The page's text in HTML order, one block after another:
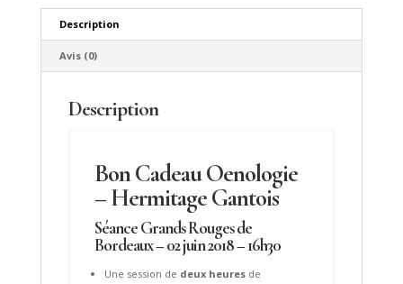
Description
Avis (0)
Description
Bon Cadeau Oenologie
– Hermitage Gantois
Séance Grands Rouges de
Bordeaux – 02 juin 2018 – 16h30
Une session de deux heures de